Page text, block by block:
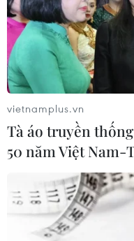
Việt Nam và Lào
05/08/2026 23:43
Thái Lan: Lạm phát
ép từ giá năng lượng
05/08/2026 22:59
vietnamplus.vn
Tà áo truyền
50 năm Việt Nam-